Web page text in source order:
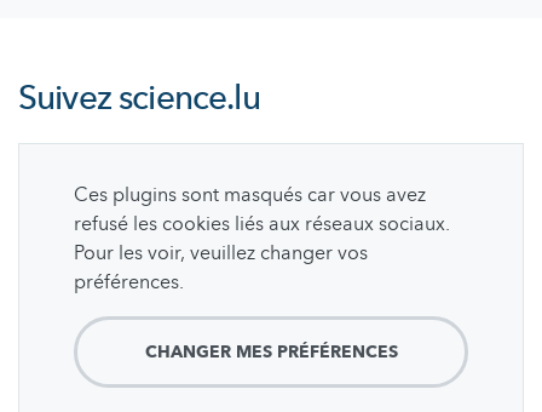
Suivezscience.lu
Ces plugins sont masqués car vous avez
refusé les cookies liés aux réseaux sociaux.
Pour les voir, veuillez changer vos
préférences.
CHANGER MES PRÉFÉRENCES